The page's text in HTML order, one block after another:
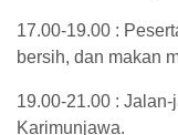
17.00-19.00 :
bersih, dan makan
19.00-21.00 :
Karimunjawa.